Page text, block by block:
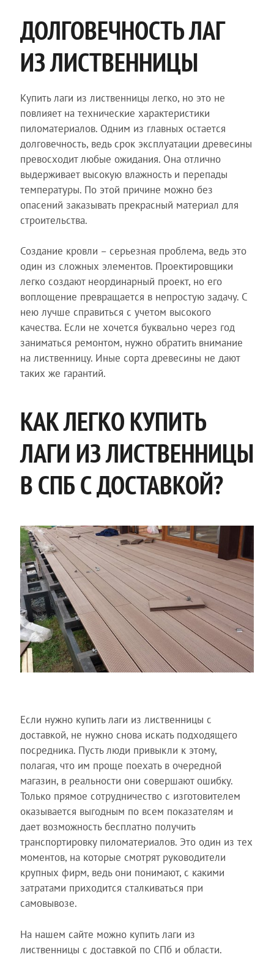
ДОЛГОВЕЧНОСТЬ ЛАГ
ИЗ ЛИСТВЕННИЦЫ
Купить лаги из лиственницы легко, но это не
повлияет на технические характеристики
пиломатериалов. Одним из главных остается
долговечность, ведь срок эксплуатации древесины
превосходит любые ожидания. Она отлично
выдерживает высокую влажность и перепады
температуры. По этой причине можно без
опасений заказывать прекрасный материал для
строительства.
Создание кровли – серьезная проблема, ведь это
один из сложных элементов. Проектировщики
легко создают неординарный проект, но его
воплощение превращается в непростую задачу. С
нею лучше справиться с учетом высокого
качества. Если не хочется буквально через год
заниматься ремонтом, нужно обратить внимание
на лиственницу. Иные сорта древесины не дают
таких же гарантий.
КАК ЛЕГКО КУПИТЬ
ЛАГИ ИЗ ЛИСТВЕННИЦЫ
В СПБ С ДОСТАВКОЙ?
Если нужно купить лаги из лиственницы с
доставкой, не нужно снова искать подходящего
посредника. Пусть люди привыкли к этому,
полагая, что им проще поехать в очередной
магазин, в реальности они совершают ошибку.
Только прямое сотрудничество с изготовителем
оказывается выгодным по всем показателям и
дает возможность бесплатно получить
транспортировку пиломатериалов. Это один из тех
моментов, на которые смотрят руководители
крупных фирм, ведь они понимают, с какими
затратами приходится сталкиваться при
самовывозе.
На нашем сайте можно купить лаги из
лиственницы с доставкой по СПб и области.